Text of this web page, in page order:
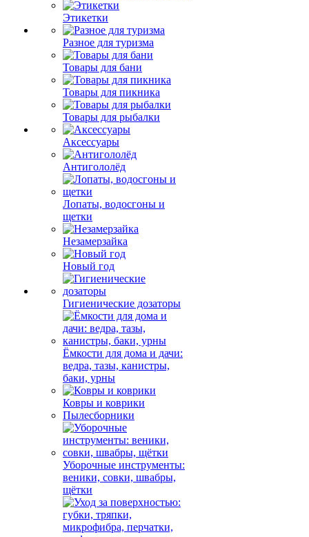
Этикетки
Разное для туризма
Товары для бани
Товары для пикника
Товары для рыбалки
Аксессуары
Антигололёд
Лопаты, водосгоны и
щетки
Незамерзайка
Новый год
Гигиенические дозаторы
Ёмкости для дома и дачи:
ведра, тазы, канистры,
баки, урны
Ковры и коврики
Пылесборники
Уборочные инструменты:
веники, совки, швабры,
щётки